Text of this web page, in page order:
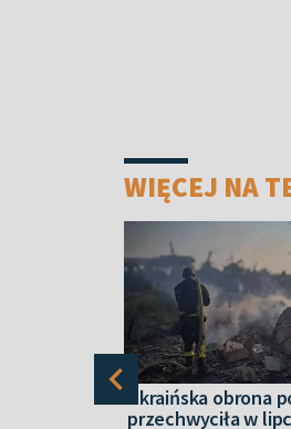
WIĘCEJ NA
Ukraińska obrona
przechwyciła w